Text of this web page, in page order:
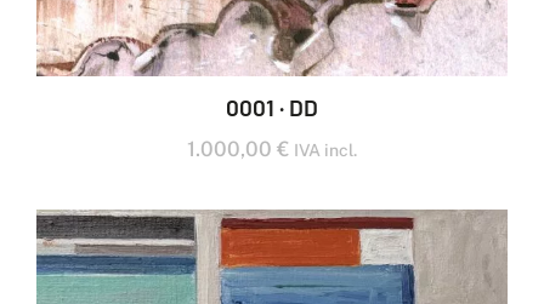
0001 · DD
1.000,00 € IVA incl.